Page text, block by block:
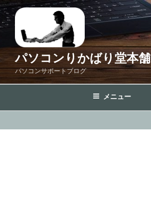
コ
ン
テ
ス
プ
パソコンりかばり堂本舗
パソコンサポートブログ
メニュー